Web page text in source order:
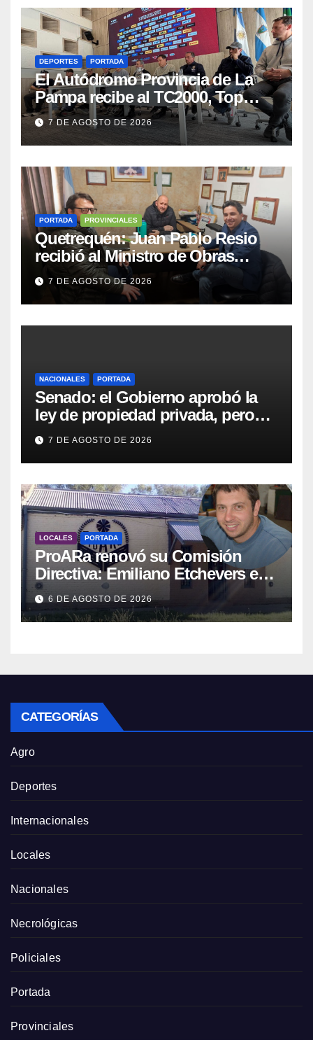
DEPORTES PORTADA
El Autódromo Provincia de La
Pampa recibe al TC2000, Top
Race y Fórmula Nacional este fin
de semana
7 DE AGOSTO DE 2026
PORTADA PROVINCIALES
Quetrequén: Juan Pablo Resio
recibió al Ministro de Obras
Públicas y al Presidente de
Vialidad para recorrer la ruta a
Villa Huidobro
7 DE AGOSTO DE 2026
NACIONALES PORTADA
Senado: el Gobierno aprobó la
ley de propiedad privada, pero
tuvo que quitar otro capítulo
7 DE AGOSTO DE 2026
LOCALES PORTADA
ProARa renovó su Comisión
Directiva: Emiliano Etchevers es
el nuevo Presidente de la entidad
6 DE AGOSTO DE 2026
CATEGORÍAS
Agro
Deportes
Internacionales
Locales
Nacionales
Necrológicas
Policiales
Portada
Provinciales